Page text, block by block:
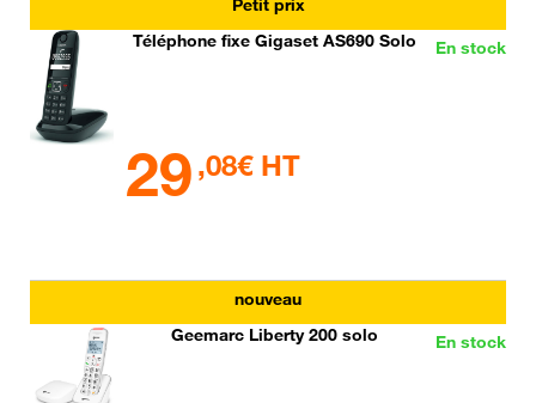
Petit prix
En stock
Téléphone fixe Gigaset AS690 Solo
29 ,08€ HT
nouveau
En stock
Geemarc Liberty 200 solo